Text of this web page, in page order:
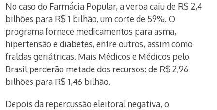
No caso do Farmácia Popular, a verba caiu de R$ 2,4
bilhões para R$ 1 bilhão, um corte de 59%. O
programa fornece medicamentos para asma,
hipertensão e diabetes, entre outros, assim como
fraldas geriátricas. Mais Médicos e Médicos pelo
Brasil perderão metade dos recursos: de R$ 2,96
bilhões para R$ 1,46 bilhão.
Depois da repercussão eleitoral negativa, o